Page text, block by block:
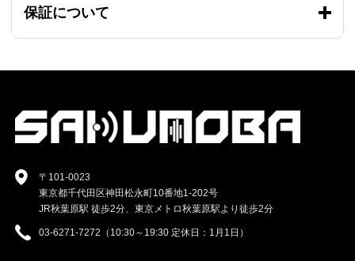
保証について
〒101-0023
東京都千代田区神田松永町10番地1-202号
JR秋葉原駅 徒歩2分、東京メトロ秋葉原駅より徒歩2分
03-6271-7272（10:30～19:30 定休日：1月1日）